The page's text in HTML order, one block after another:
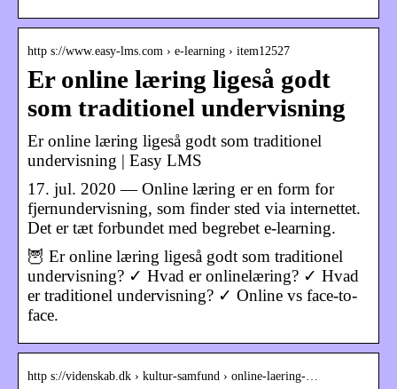
http s://www.easy-lms.com › e-learning › item12527
Er online læring ligeså godt
som traditionel undervisning
Er online læring ligeså godt som traditionel
undervisning | Easy LMS
17. jul. 2020 — Online læring er en form for
fjernundervisning, som finder sted via internettet.
Det er tæt forbundet med begrebet e-learning.
🦉 Er online læring ligeså godt som traditionel
undervisning? ✓ Hvad er onlinelæring? ✓ Hvad
er traditionel undervisning? ✓ Online vs face-to-
face.
http s://videnskab.dk › kultur-samfund › online-laering-…